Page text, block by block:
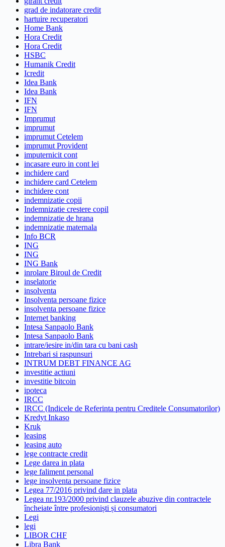
grad de indatorare credit
hartuire recuperatori
Home Bank
Hora Credit
Hora Credit
HSBC
Humanik Credit
Icredit
Idea Bank
Idea Bank
IFN
IFN
Imprumut
imprumut
imprumut Cetelem
imprumut Provident
imputernicit cont
incasare euro in cont lei
inchidere card
inchidere card Cetelem
inchidere cont
indemnizatie copii
Indemnizatie crestere copil
indemnizatie de hrana
indemnizatie maternala
Info BCR
ING
ING
ING Bank
inrolare Biroul de Credit
inselatorie
insolventa
Insolventa persoane fizice
insolventa persoane fizice
Internet banking
Intesa Sanpaolo Bank
Intesa Sanpaolo Bank
intrare/iesire in/din tara cu bani cash
Intrebari si raspunsuri
INTRUM DEBT FINANCE AG
investitie actiuni
investitie bitcoin
ipoteca
IRCC
IRCC (Indicele de Referinta pentru Creditele Consumatorilor)
Kredyt Inkaso
Kruk
leasing
leasing auto
lege contracte credit
Lege darea in plata
lege faliment personal
lege insolventa persoane fizice
Legea 77/2016 privind dare in plata
Legea nr.193/2000 privind clauzele abuzive din contractele
încheiate între profesioniști și consumatori
Legi
legi
LIBOR CHF
Libra Bank